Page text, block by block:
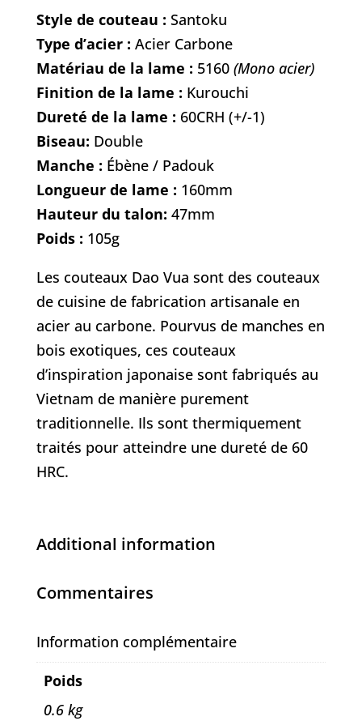
Style de couteau : Santoku
Type d’acier : Acier Carbone
Matériau de la lame : 5160 (Mono acier)
Finition de la lame : Kurouchi
Dureté de la lame : 60CRH (+/-1)
Biseau: Double
Manche : Ébène / Padouk
Longueur de lame : 160mm
Hauteur du talon: 47mm
Poids : 105g
Les couteaux Dao Vua sont des couteaux
de cuisine de fabrication artisanale en
acier au carbone. Pourvus de manches en
bois exotiques, ces couteaux
d’inspiration japonaise sont fabriqués au
Vietnam de manière purement
traditionnelle. Ils sont thermiquement
traités pour atteindre une dureté de 60
HRC.
Additional information
Commentaires
Information complémentaire
Poids
0.6 kg